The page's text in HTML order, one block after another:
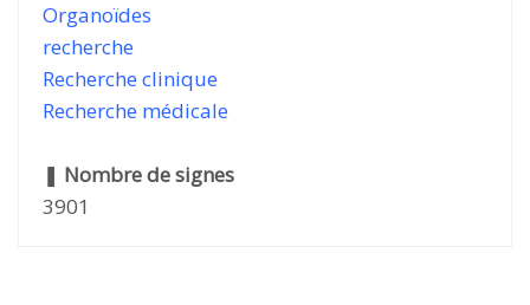
Organoïdes
recherche
Recherche clinique
Recherche médicale
❚ Nombre de signes
3901